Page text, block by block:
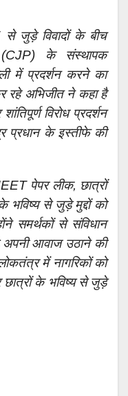
जुड़े विवादों के बीच
के संस्थापक
में प्रदर्शन करने का
रहे अभिजीत ने कहा है
विरोध प्रदर्शन
प्रधान के इस्तीफे की
पेपर लीक, छात्रों
भविष्य से जुड़े मुद्दों को
समर्थकों से संविधान
अपनी आवाज उठाने की
में नागरिकों को
के भविष्य से जुड़े